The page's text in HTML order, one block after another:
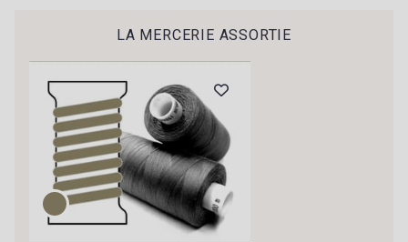
0099 - Dusk
0289 - Terracotta
LA MERCERIE ASSORTIE